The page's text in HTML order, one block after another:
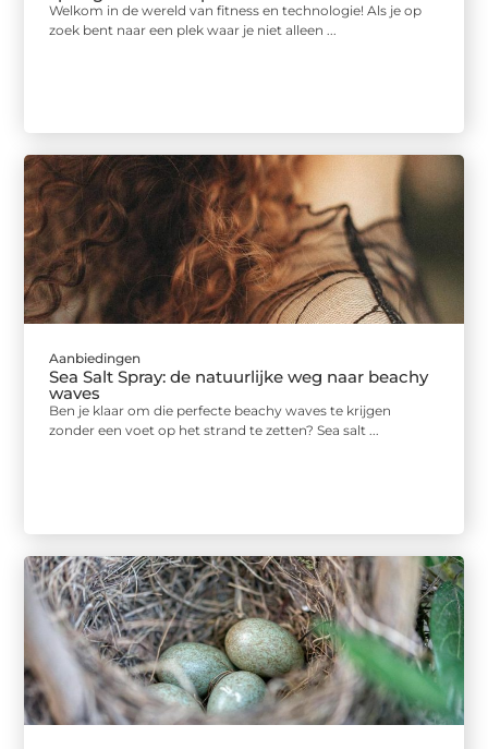
Welkom in de wereld van fitness en technologie! Als je op
zoek bent naar een plek waar je niet alleen ...
Aanbiedingen
Sea Salt Spray: de natuurlijke weg naar beachy
waves
Ben je klaar om die perfecte beachy waves te krijgen
zonder een voet op het strand te zetten? Sea salt ...